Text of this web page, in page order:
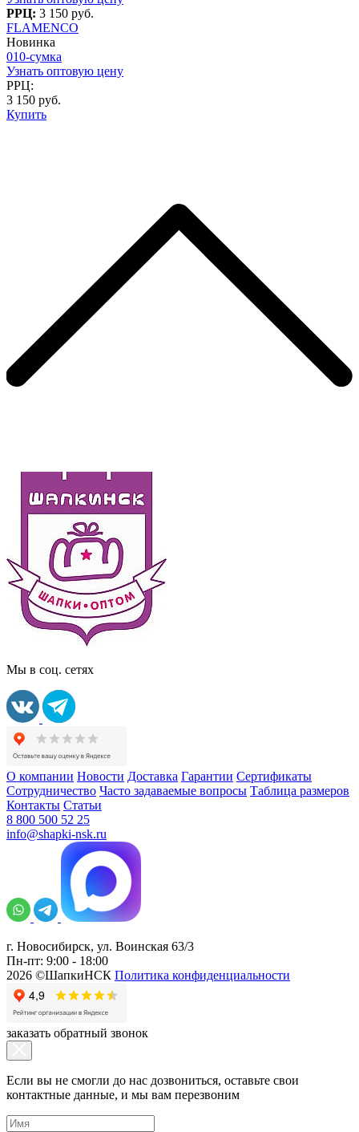
РРЦ: 3 150 руб.
FLAMENCO
Новинка
010-сумка
Узнать оптовую цену
РРЦ:
3 150 руб.
Купить
Мы в соц. сетях
О компании Новости Доставка Гарантии Сертификаты
Сотрудничество Часто задаваемые вопросы Таблица размеров
Контакты Статьи
8 800 500 52 25
info@shapki-nsk.ru
г. Новосибирск, ул. Воинская 63/3
Пн-пт: 9:00 - 18:00
2026 ©ШапкиНСК Политика конфиденциальности
заказать обратный звонок
Если вы не смогли до нас дозвониться, оставьте свои
контактные данные, и мы вам перезвоним